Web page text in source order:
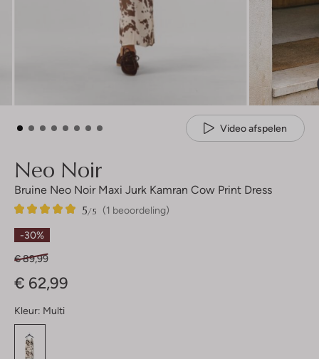
Video afspelen
Neo Noir
Bruine Neo Noir Maxi Jurk Kamran Cow Print Dress
(1 beoordeling)
5/5
1
5
Sterren
-30%
€ 89,99
€ 62,99
Kleur: Multi